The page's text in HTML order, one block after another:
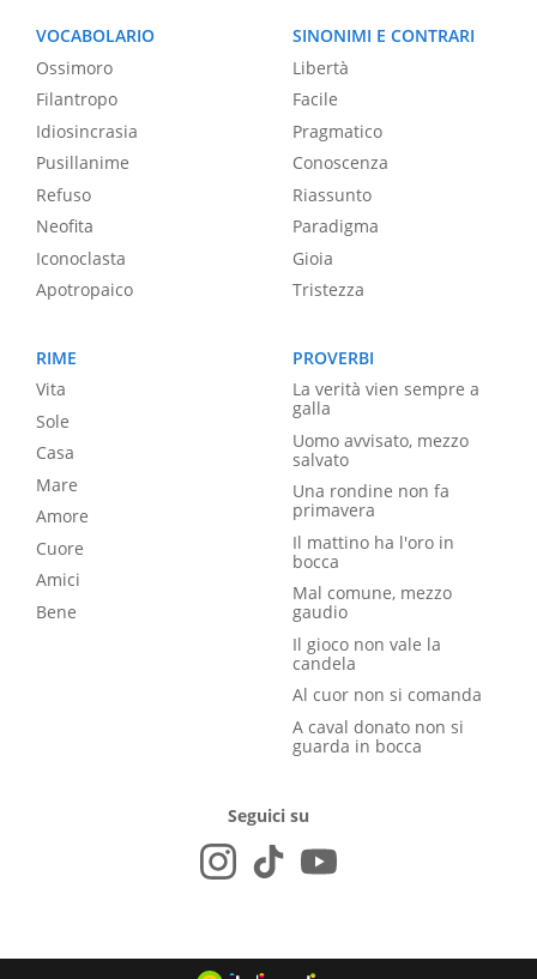
VOCABOLARIO
Ossimoro
Filantropo
Idiosincrasia
Pusillanime
Refuso
Neofita
Iconoclasta
Apotropaico
SINONIMI E CONTRARI
Libertà
Facile
Pragmatico
Conoscenza
Riassunto
Paradigma
Gioia
Tristezza
RIME
Vita
Sole
Casa
Mare
Amore
Cuore
Amici
Bene
PROVERBI
La verità vien sempre a
galla
Uomo avvisato, mezzo
salvato
Una rondine non fa
primavera
Il mattino ha l'oro in
bocca
Mal comune, mezzo
gaudio
Il gioco non vale la
candela
Al cuor non si comanda
A caval donato non si
guarda in bocca
Seguici su